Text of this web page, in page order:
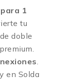
1
tu
doble
.
en Solda